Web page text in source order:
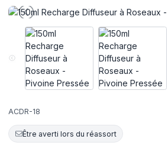
ACDR-18
Être averti lors du réassort